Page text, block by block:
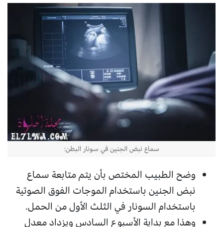
سماع نبض الجنين في سونار البطن:
وضح الطبيب المختص بأن يتم متابعة سماع
نبض الجنين باستخدام الموجات الفوق الصوتية
باستخدام السونار في الثلث الأول من الحمل.
وهذا مع بداية الأسبوع السادس ويزداد معدل